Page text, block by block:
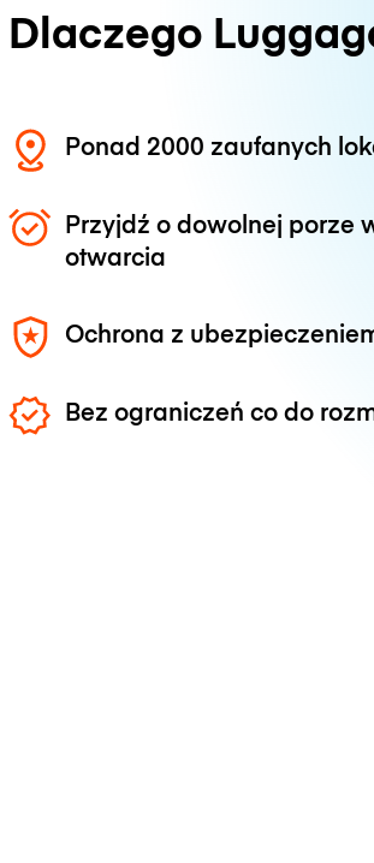
Dlaczego
Ponad 2000 zaufanych
Przyjdź o dowolnej porze
otwarcia
Ochrona z
Bez ograniczeń co do